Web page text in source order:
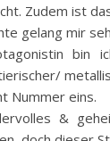
Zudem ist
gelang mir
bin
Nummer eins.
&